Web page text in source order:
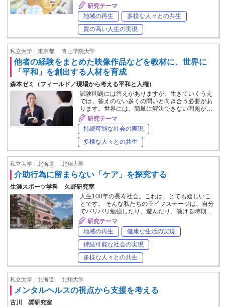
研究テーマ
地域の再生
多様な人々との共生
質の高い人生の実現
私立大学｜東京都 青山学院大学
他者の経験をまとめた映像作品などを教材に、世界に
「平和」を創出する人材を育成
森本ゼミ（フィールド／現場から考える平和と人権）
試験問題には答えがありますが、生きていくうえ
では、答えのない多くの問いと向き合う必要があ
ります。世界には、簡単に解決できない問題が…
研究テーマ
持続可能な社会の実現
多様な人々との共生
私立大学｜北海道 北翔大学
介助行為に留まらない「ケア」を探究する
生涯スポーツ学科 久野研究室
人生100年の長寿社会。これは、とても嬉しいこ
とです。 そんな私たちのライフステージは、自分
でバリバリ勉強したり、遊んだり、働ける時期…
研究テーマ
地域の再生
健康な生活の実現
持続可能な社会の実現
多様な人々との共生
私立大学｜北海道 北翔大学
メンタルヘルスの視点から支援を考える
古川 奨研究室